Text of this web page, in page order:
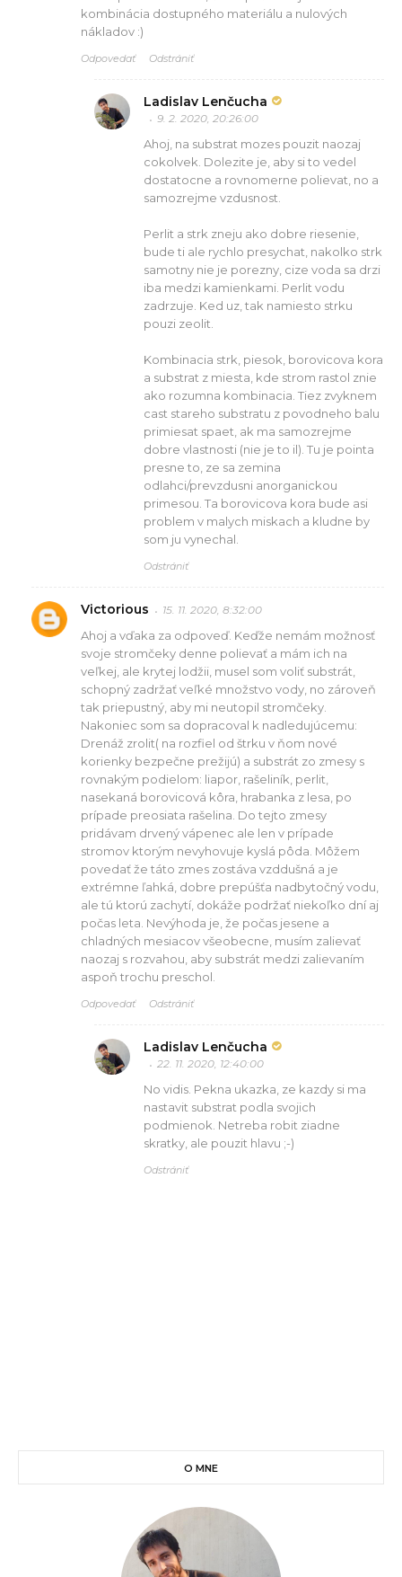
kombinácia dostupného materiálu a nulových
nákladov :)
Odpovedať Odstrániť
Ladislav Lenčucha
9. 2. 2020, 20:26:00
Ahoj, na substrat mozes pouzit naozaj
cokolvek. Dolezite je, aby si to vedel
dostatocne a rovnomerne polievat, no a
samozrejme vzdusnost.
Perlit a strk zneju ako dobre riesenie,
bude ti ale rychlo presychat, nakolko strk
samotny nie je porezny, cize voda sa drzi
iba medzi kamienkami. Perlit vodu
zadrzuje. Ked uz, tak namiesto strku
pouzi zeolit.
Kombinacia strk, piesok, borovicova kora
a substrat z miesta, kde strom rastol znie
ako rozumna kombinacia. Tiez zvyknem
cast stareho substratu z povodneho balu
primiesat spaet, ak ma samozrejme
dobre vlastnosti (nie je to il). Tu je pointa
presne to, ze sa zemina
odlahci/prevzdusni anorganickou
primesou. Ta borovicova kora bude asi
problem v malych miskach a kludne by
som ju vynechal.
Odstrániť
Victorious 15. 11. 2020, 8:32:00
Ahoj a vďaka za odpoveď. Keďže nemám možnosť
svoje stromčeky denne polievať a mám ich na
veľkej, ale krytej lodžii, musel som voliť substrát,
schopný zadržať veľké množstvo vody, no zároveň
tak priepustný, aby mi neutopil stromčeky.
Nakoniec som sa dopracoval k nadledujúcemu:
Drenáž zrolit( na rozfiel od štrku v ňom nové
korienky bezpečne prežijú) a substrát zo zmesy s
rovnakým podielom: liapor, rašeliník, perlit,
nasekaná borovicová kôra, hrabanka z lesa, po
prípade preosiata rašelina. Do tejto zmesy
pridávam drvený vápenec ale len v prípade
stromov ktorým nevyhovuje kyslá pôda. Môžem
povedať že táto zmes zostáva vzddušná a je
extrémne ľahká, dobre prepúšťa nadbytočný vodu,
ale tú ktorú zachytí, dokáže podržať niekoľko dní aj
počas leta. Nevýhoda je, že počas jesene a
chladných mesiacov všeobecne, musím zalievať
naozaj s rozvahou, aby substrát medzi zalievaním
aspoň trochu preschol.
Odpovedať Odstrániť
Ladislav Lenčucha
22. 11. 2020, 12:40:00
No vidis. Pekna ukazka, ze kazdy si ma
nastavit substrat podla svojich
podmienok. Netreba robit ziadne
skratky, ale pouzit hlavu ;-)
Odstrániť
O MNE